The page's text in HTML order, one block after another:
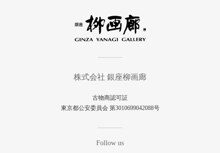
株式会社 銀座柳画廊
古物商認可証
東京都公安委員会 第3010699042088号
Follow us